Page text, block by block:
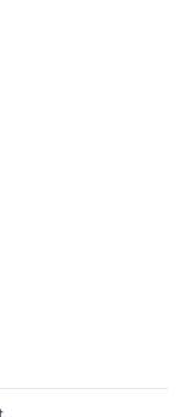
pot fi alese în